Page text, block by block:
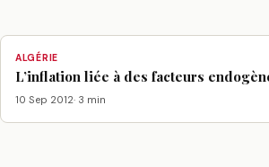
ALGÉRIE
L’inflation liée à des facteurs
10 Sep 2012· 3 min